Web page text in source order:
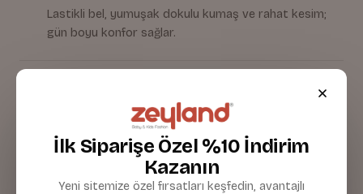
Lastikli bel, yumuşak dokulu kumaş ve rahat kesim;
gün boyu konfor sağlar.
Bakım & Temizlik
İlk Siparişe Özel %10 İndirim
Kazanın
Yeni sitemize özel fırsatları keşfedin, avantajlı